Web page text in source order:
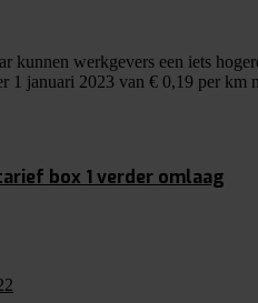
kunnen werkgevers een iets
1 januari 2023 van € 0,19 per km
box 1 verder omlaag